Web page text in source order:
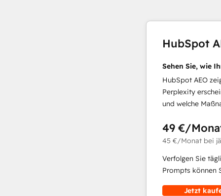
HubSpot
Sehen Sie, wie
HubSpot AEO
Perplexity
und welche
49 €/
45 €/Monat bei
Verfolgen Sie
Prompts können
Jetzt